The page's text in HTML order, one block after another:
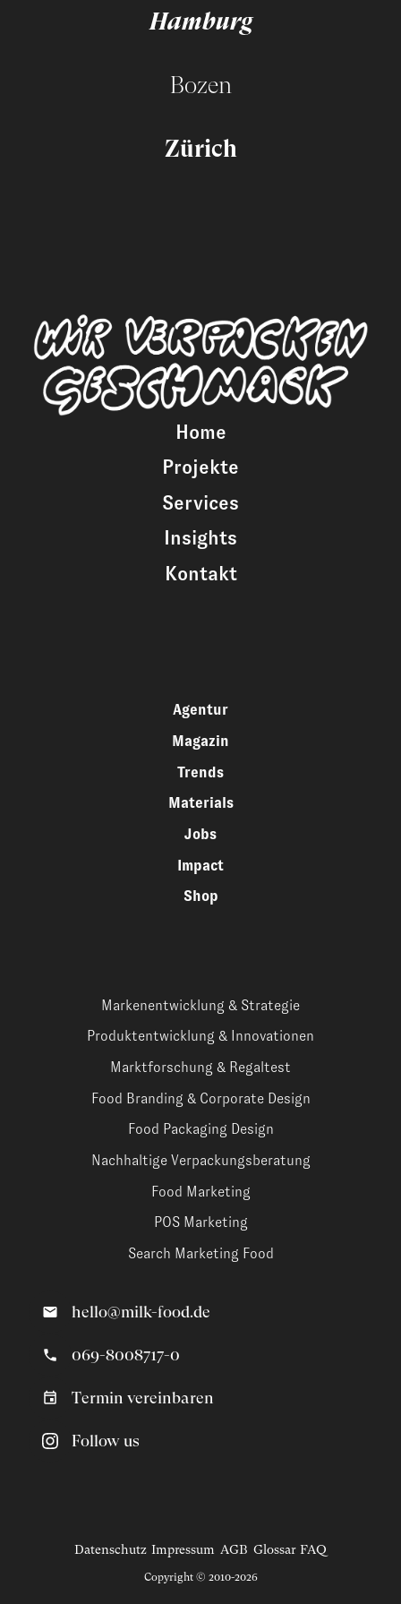
Hamburg
Bozen
Zürich
Home
Projekte
Services
Insights
Kontakt
Agentur
Magazin
Trends
Materials
Jobs
Impact
Shop
Markenentwicklung & Strategie
Produktentwicklung & Innovationen
Marktforschung & Regaltest
Food Branding & Corporate Design
Food Packaging Design
Nachhaltige Verpackungsberatung
Food Marketing
POS Marketing
Search Marketing Food
hello@milk-food.de
069-8008717-0
Termin vereinbaren
Follow us
Datenschutz Impressum AGB Glossar FAQ
Copyright © 2010-2026